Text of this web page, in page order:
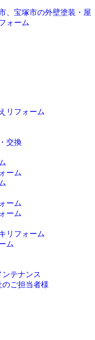
リフォーム
交換
ーム
ーム
ーム
リフォーム
ム
テナンス
のご担当者様